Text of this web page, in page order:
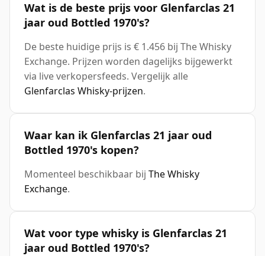
Wat is de beste prijs voor Glenfarclas 21
jaar oud Bottled 1970's?
De beste huidige prijs is € 1.456 bij The Whisky
Exchange. Prijzen worden dagelijks bijgewerkt
via live verkopersfeeds. Vergelijk alle
Glenfarclas Whisky-prijzen.
Waar kan ik Glenfarclas 21 jaar oud
Bottled 1970's kopen?
Momenteel beschikbaar bij The Whisky
Exchange.
Wat voor type whisky is Glenfarclas 21
jaar oud Bottled 1970's?